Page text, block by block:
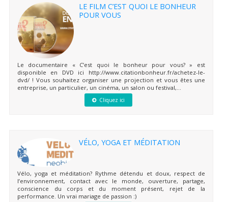
LE FILM C’EST QUOI LE BONHEUR
POUR VOUS
Le documentaire « C’est quoi le bonheur pour vous? » est
disponible en DVD ici http://www.citationbonheur.fr/achetez-le-
dvd/ ! Vous souhaitez organiser une projection et vous êtes une
entreprise, un particulier, un cinéma, un salon ou festival,...
Cliquez ici
VÉLO, YOGA ET MÉDITATION
Vélo, yoga et méditation? Rythme détendu et doux, respect de
l’environnement, contact avec le monde, ouverture, partage,
conscience du corps et du moment présent, rejet de la
performance. Un vrai mariage de passion :)